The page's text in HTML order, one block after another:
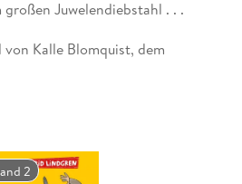
Kalle Blomquist, dem
2